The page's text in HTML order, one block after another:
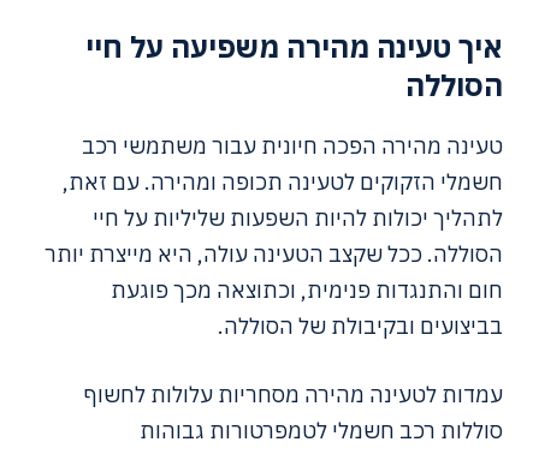
איך טעינה מהירה משפיעה על חיי
הסוללה
טעינה מהירה הפכה חיונית עבור משתמשי רכב
חשמלי הזקוקים לטעינה תכופה ומהירה. עם זאת,
לתהליך יכולות להיות השפעות שליליות על חיי
הסוללה. ככל שקצב הטעינה עולה, היא מייצרת יותר
חום והתנגדות פנימית, וכתוצאה מכך פוגעת
בביצועים ובקיבולת של הסוללה.
עמדות לטעינה מהירה מסחריות עלולות לחשוף
סוללות רכב חשמלי לטמפרטורות גבוהות